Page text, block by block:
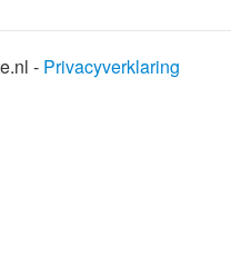
- Privacyverklaring